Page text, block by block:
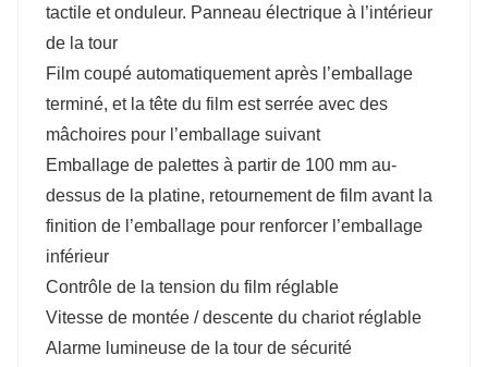
tactile et onduleur. Panneau électrique à l’intérieur
de la tour
Film coupé automatiquement après l’emballage
terminé, et la tête du film est serrée avec des
mâchoires pour l’emballage suivant
Emballage de palettes à partir de 100 mm au-
dessus de la platine, retournement de film avant la
finition de l’emballage pour renforcer l’emballage
inférieur
Contrôle de la tension du film réglable
Vitesse de montée / descente du chariot réglable
Alarme lumineuse de la tour de sécurité